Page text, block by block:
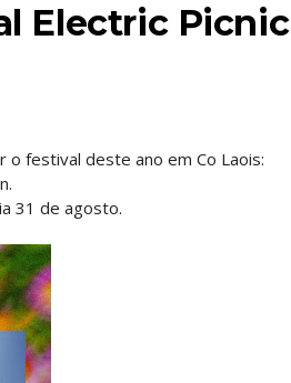
Electric Picnic
o festival deste ano em Co Laois:
31 de agosto.